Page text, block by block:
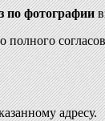
по фотографии
адресу.